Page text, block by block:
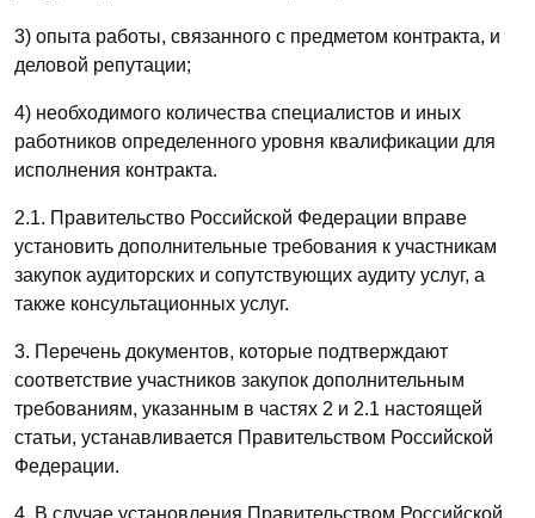
3) опыта работы, связанного с предметом контракта, и
деловой репутации;
4) необходимого количества специалистов и иных
работников определенного уровня квалификации для
исполнения контракта.
2.1. Правительство Российской Федерации вправе
установить дополнительные требования к участникам
закупок аудиторских и сопутствующих аудиту услуг, а
также консультационных услуг.
3. Перечень документов, которые подтверждают
соответствие участников закупок дополнительным
требованиям, указанным в частях 2 и 2.1 настоящей
статьи, устанавливается Правительством Российской
Федерации.
4. В случае установления Правительством Российской